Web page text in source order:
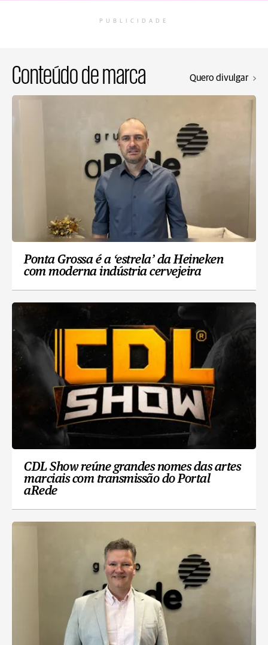
PUBLICIDADE
Conteúdo de marca Quero divulgar
Ponta Grossa é a ‘estrela’ da Heineken
com moderna indústria cervejeira
CDL Show reúne grandes nomes das artes
marciais com transmissão do Portal
aRede